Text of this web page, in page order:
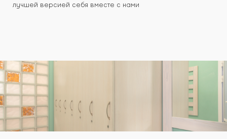
лучшей версией себя вместе с нами